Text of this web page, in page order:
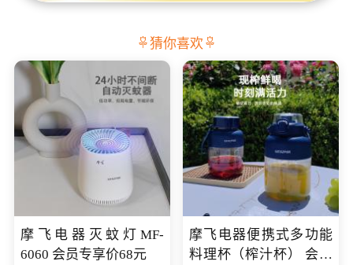
猜你喜欢
摩飞电器灭蚊灯MF-
6060 会员专享价68元
摩飞电器便携式多功能
料理杯（榨汁杯） 会员